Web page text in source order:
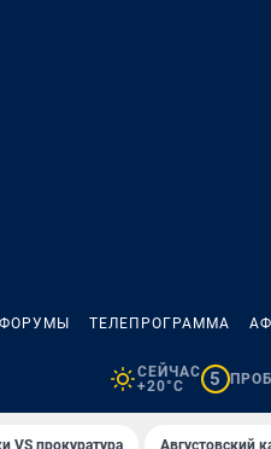
ФОРУМЫ ТЕЛЕПРОГРАММА
СЕЙЧАС
+20°C
5
VS прокуратура Августовский